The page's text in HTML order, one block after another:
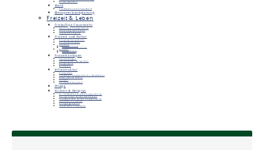
Klima-Bündnis
Wald
Stadtwald und Staatswald
Biotopverbundplanung
Freizeit & Leben
Freiwillige Feuerwehr
Abteilung Kuppenheim
Abteilung Oberndorf
Jugendfeuerwehr
Freizeit und Kultur
Veranstaltungshalle
Veranstaltungen
Vereine
Vereinsförderung
Belegungs- und Spielpläne
Museen
Unimog-Museum
Heimatmuseum
Freizeitanlagen
Sportanlagen
Spielplätze, Bolzplätze
Bürgerpark
Grillplatz
Infrastruktur
Einkaufen
Stadtplan Kuppenheim / Bischweier
ÖPNV (Bus & Bahn)
Parken
Reisigsammelplatz
Pflege
Kirchen & Religion
St. Sebastian Kirche Kuppenheim
Heilig Kreuz Kirche Oberndorf
Evangelische Kirche Kuppenheim
Jüdischer Friedhof
Synagogenplatz
Städtische Friedhöfe